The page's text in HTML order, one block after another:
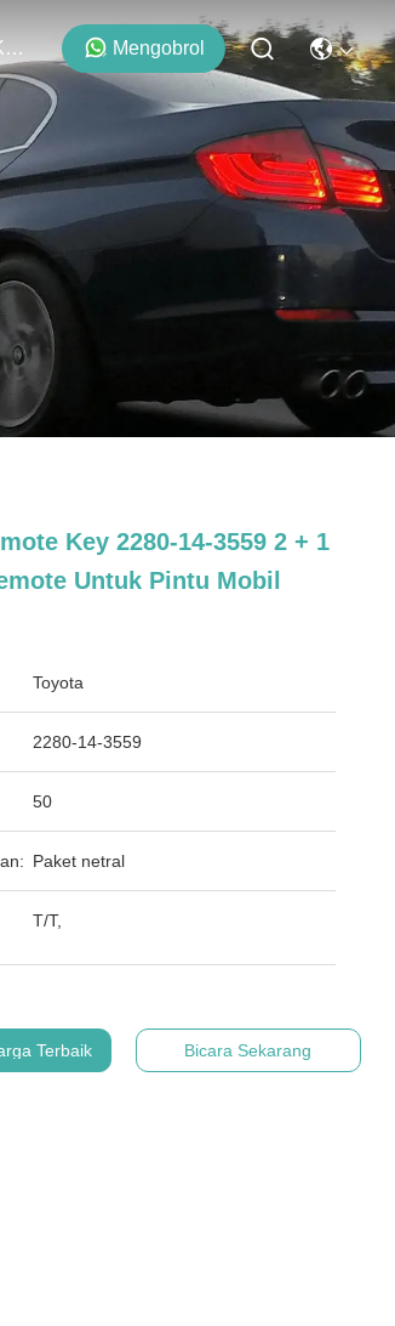
Hubungi Kami Mengobrol
Key 2280-14-3559 2 + 1
Untuk Pintu Mobil
Toyota
2280-14-3559
50
Paket netral
T/T,
Terbaik Bicara Sekarang